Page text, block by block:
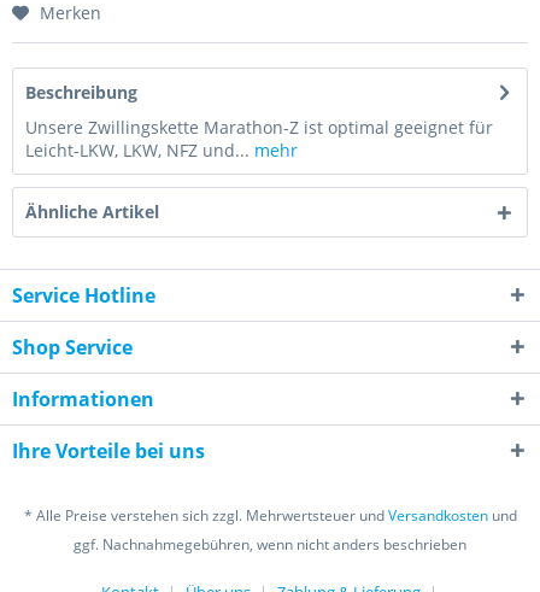
Merken
Beschreibung
Unsere Zwillingskette Marathon-Z ist optimal geeignet für
Leicht-LKW, LKW, NFZ und... mehr
Ähnliche Artikel
Service Hotline
Shop Service
Informationen
Ihre Vorteile bei uns
* Alle Preise verstehen sich zzgl. Mehrwertsteuer undVersandkostenund
ggf. Nachnahmegebühren, wenn nicht anders beschrieben